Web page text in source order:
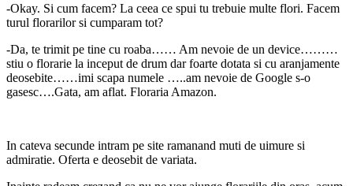
-Okay. Si cum facem? La ceea ce spui tu trebuie multe flori. Facem
turul florarilor si cumparam tot?
-Da, te trimit pe tine cu roaba…… Am nevoie de un device………
stiu o florarie la inceput de drum dar foarte dotata si cu aranjamente
deosebite……imi scapa numele …..am nevoie de Google s-o
gasesc….Gata, am aflat. Floraria Amazon.
In cateva secunde intram pe site ramanand muti de uimure si
admiratie. Oferta e deosebit de variata.